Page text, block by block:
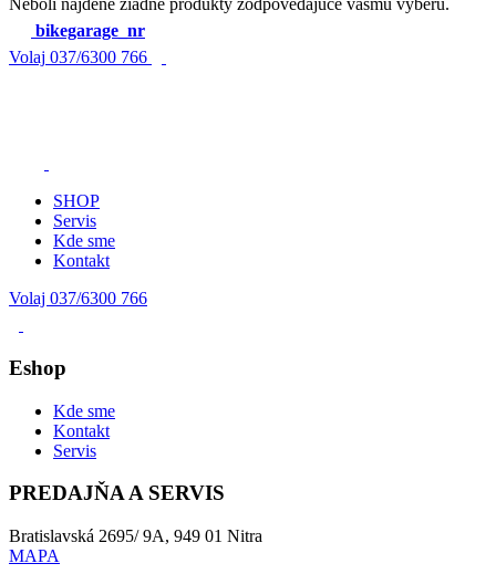
Neboli nájdené žiadne produkty zodpovedajúce vášmu výberu.
bikegarage_nr
Volaj 037/6300 766
SHOP
Servis
Kde sme
Kontakt
Volaj 037/6300 766
Eshop
Kde sme
Kontakt
Servis
PREDAJŇA A SERVIS
Bratislavská 2695/ 9A, 949 01 Nitra
MAPA